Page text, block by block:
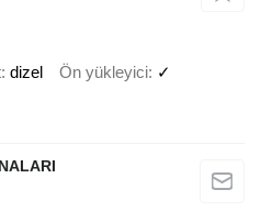
dizel Ön yükleyici ✓